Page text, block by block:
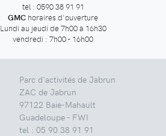
tel : 0590 38 91 91
GMC horaires d'ouverture
Lundi au jeudi de 7h00 à 16h30
vendredi : 7h00 - 16h00
Parc d'activités de Jabrun
ZAC de Jabrun
97122 Baie-Mahault
Guadeloupe - FWI
tel : 05 90 38 91 91